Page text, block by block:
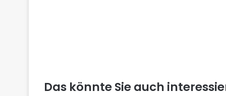
Das könnte Sie auch